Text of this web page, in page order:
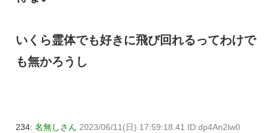
いくら霊体でも好きに飛び回れるってわけで
も無かろうし
234: 名無しさん 2023/06/11(日) 17:59:18.41 ID:dp4An2lw0